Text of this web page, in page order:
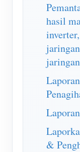
hasil
&